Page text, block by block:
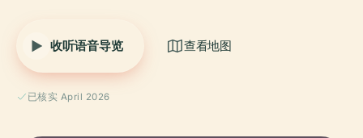
收听语音导览 查看地图
已核实 April 2026